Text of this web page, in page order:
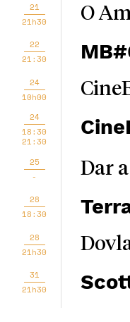
21
21h30
O
22
21:30
24
10h00
24
18:30
21:30
25
-
Dar
28
18:30
28
21h30
31
21h30